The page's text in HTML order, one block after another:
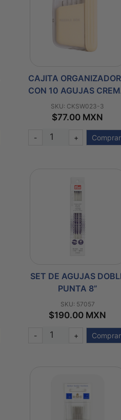
CAJITA
CON 10 AGUJAS
SKU: CKSW023-3
$77.00 MXN
- + Comprar
SET DE AGUJAS
PUNTA 8”
SKU: 57057
$190.00 MXN
- + Comprar